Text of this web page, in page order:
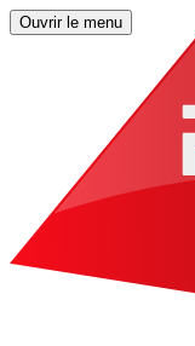
Ouvrir le menu